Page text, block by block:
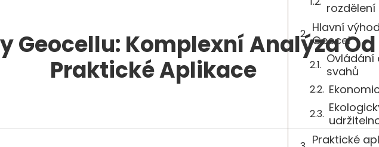
Geocellu: Komplexní Analýza
Praktické Aplikace
rozdělení
Hlavní
Geocel
Ovládání
svahů
Praktické